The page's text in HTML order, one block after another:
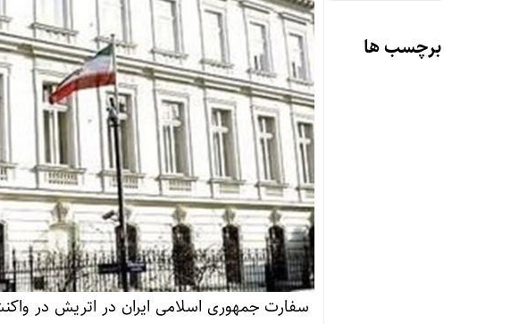
برچسب ها
سفارت جمهوری اسلامی ایران در اتریش در